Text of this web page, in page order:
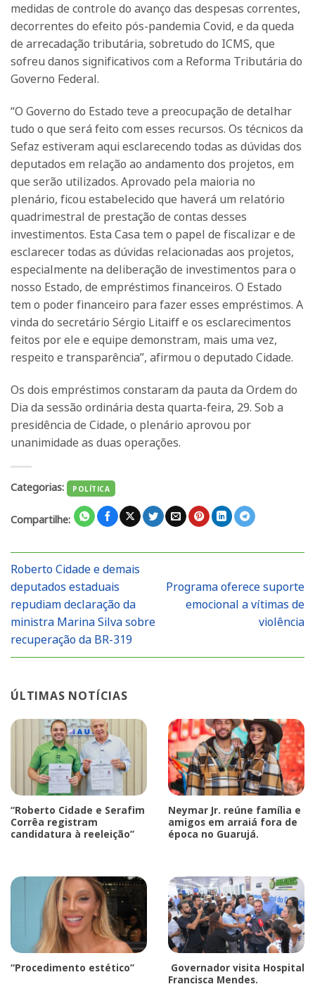
medidas de controle do avanço das despesas correntes,
decorrentes do efeito pós-pandemia Covid, e da queda
de arrecadação tributária, sobretudo do ICMS, que
sofreu danos significativos com a Reforma Tributária do
Governo Federal.
“O Governo do Estado teve a preocupação de detalhar
tudo o que será feito com esses recursos. Os técnicos da
Sefaz estiveram aqui esclarecendo todas as dúvidas dos
deputados em relação ao andamento dos projetos, em
que serão utilizados. Aprovado pela maioria no
plenário, ficou estabelecido que haverá um relatório
quadrimestral de prestação de contas desses
investimentos. Esta Casa tem o papel de fiscalizar e de
esclarecer todas as dúvidas relacionadas aos projetos,
especialmente na deliberação de investimentos para o
nosso Estado, de empréstimos financeiros. O Estado
tem o poder financeiro para fazer esses empréstimos. A
vinda do secretário Sérgio Litaiff e os esclarecimentos
feitos por ele e equipe demonstram, mais uma vez,
respeito e transparência”, afirmou o deputado Cidade.
Os dois empréstimos constaram da pauta da Ordem do
Dia da sessão ordinária desta quarta-feira, 29. Sob a
presidência de Cidade, o plenário aprovou por
unanimidade as duas operações.
Categorias: POLÍTICA
Compartilhe:
Roberto Cidade e demais
deputados estaduais
repudiam declaração da
ministra Marina Silva sobre
recuperação da BR-319
Programa oferece suporte
emocional a vítimas de
violência
ÚLTIMAS NOTÍCIAS
“Roberto Cidade e Serafim
Corrêa registram
candidatura à reeleição”
Neymar Jr. reúne família e
amigos em arraiá fora de
época no Guarujá.
“Procedimento estético”
Governador visita Hospital
Francisca Mendes.